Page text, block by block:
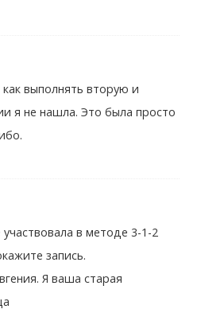
выполнять вторую и
я не нашла. Это была просто
в методе 3-1-2
запись.
Я ваша старая